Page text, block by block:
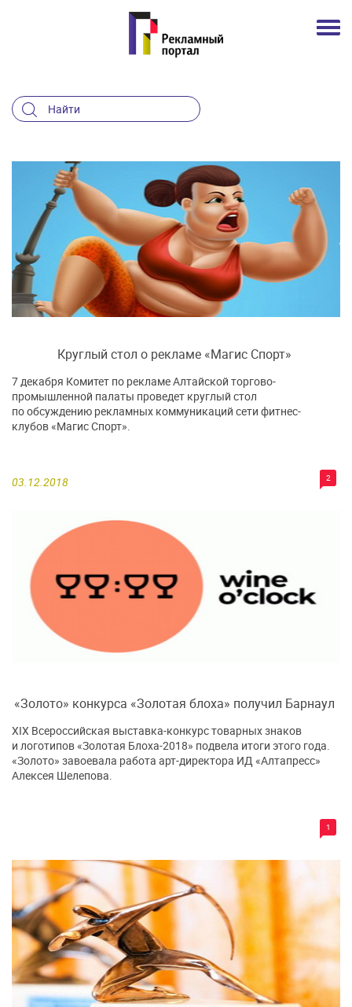
Круглый стол о рекламе «Магис Спорт»
03.12.2018 2
7 декабря Комитет по рекламе Алтайской торгово-
промышленной палаты проведет круглый стол
по обсуждению рекламных коммуникаций сети фитнес-
клубов «Магис Спорт».
«Золото» конкурса «Золотая блоха» получил Барнаул
1
XIX Всероссийская выставка-конкурс товарных знаков
и логотипов «Золотая Блоха-2018» подвела итоги этого года.
«Золото» завоевала работа арт-директора ИД «Алтапресс»
Алексея Шелепова.